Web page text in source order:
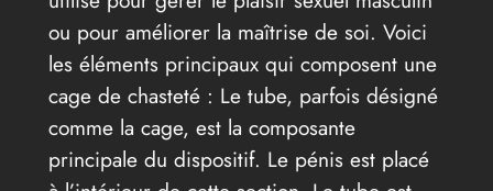
ou pour améliorer la maîtrise de soi. Voici
les éléments principaux qui composent une
cage de chasteté : Le tube, parfois désigné
comme la cage, est la composante
principale du dispositif. Le pénis est placé